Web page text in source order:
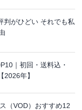
判がひどい それでも私
｜初回・送料込・
2026年】
（VOD）おすすめ12